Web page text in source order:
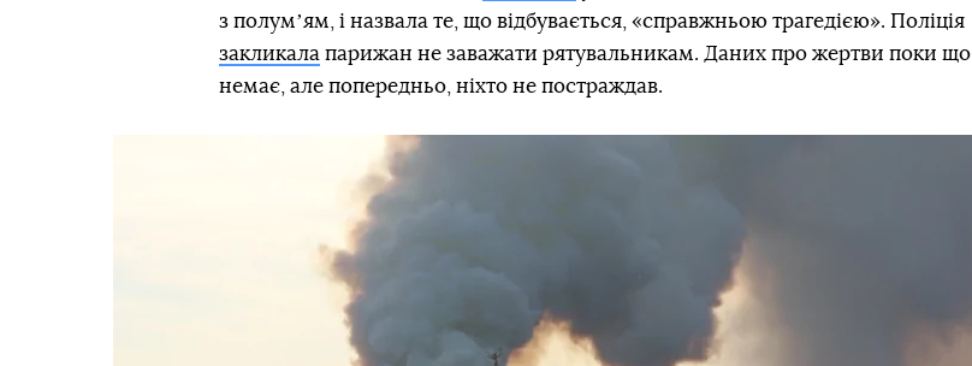
з полумʼям, і назвала те, що відбувається, «справжньою трагедією». Поліція
закликала парижан не заважати рятувальникам. Даних про жертви поки що
немає, але попередньо, ніхто не постраждав.